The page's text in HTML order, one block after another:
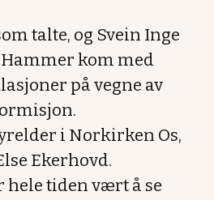
talte, og Svein Inge
kom med
på vegne av
i Norkirken Os,
Ekerhovd.
tiden vært å se